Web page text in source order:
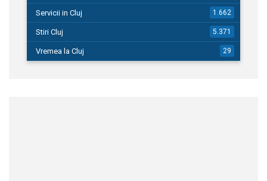
Servicii in Cluj 1.662
Stiri Cluj 5.371
Vremea la Cluj 29